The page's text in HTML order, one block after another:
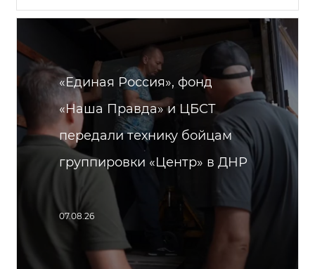
«Единая Россия», фонд
«Наша Правда» и ЦБСТ
передали технику бойцам
группировки «Центр» в ДНР
07.08.26